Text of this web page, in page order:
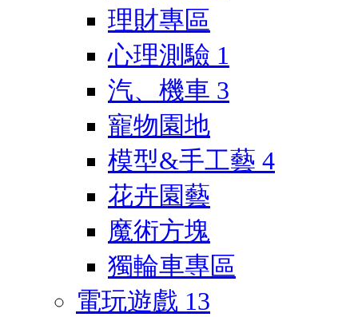
理財專區
心理測驗 1
汽、機車 3
寵物園地
模型&手工藝 4
花卉園藝
魔術方塊
獨輪車專區
電玩遊戲 13